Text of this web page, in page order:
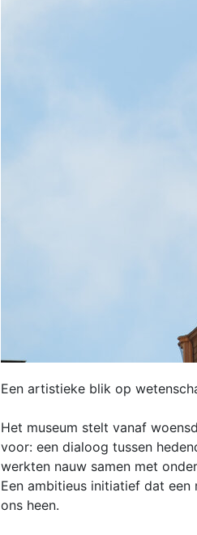
Een artistieke blik op
Het museum stelt vanaf
voor: een dialoog tussen
werkten nauw samen met
Een ambitieus initiatief dat
ons heen.